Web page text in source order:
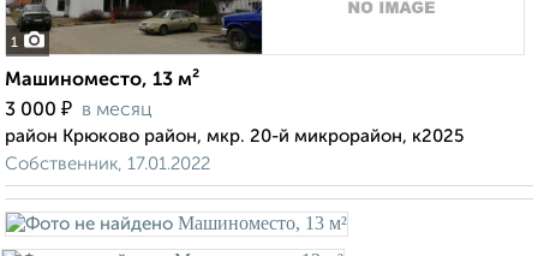
1
Машиноместо, 13 м²
3 000 ₽ в месяц
район Крюково район, мкр. 20-й микрорайон, к2025
Собственник, 17.01.2022